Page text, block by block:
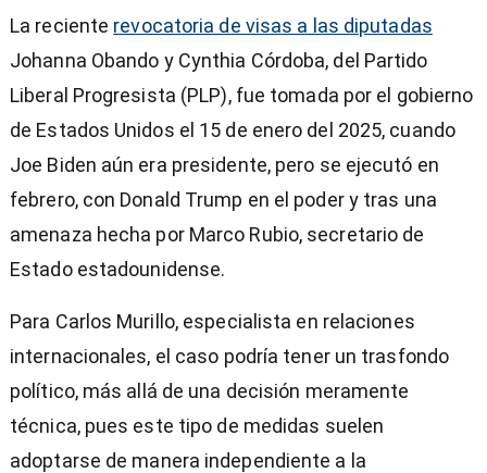
La reciente revocatoria de visas a las diputadas
Johanna Obando y Cynthia Córdoba, del Partido
Liberal Progresista (PLP), fue tomada por el gobierno
de Estados Unidos el 15 de enero del 2025, cuando
Joe Biden aún era presidente, pero se ejecutó en
febrero, con Donald Trump en el poder y tras una
amenaza hecha por Marco Rubio, secretario de
Estado estadounidense.
Para Carlos Murillo, especialista en relaciones
internacionales, el caso podría tener un trasfondo
político, más allá de una decisión meramente
técnica, pues este tipo de medidas suelen
adoptarse de manera independiente a la